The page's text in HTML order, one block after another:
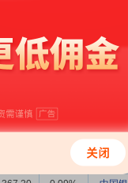
(万元)
流通市值
买
中信
华泰
359.60 0.09% 浙商
0.06% 中国
0.44% 华泰